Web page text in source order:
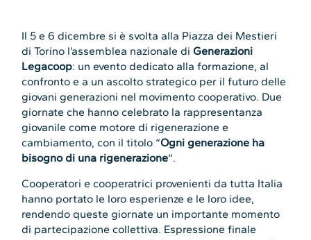
Il 5 e 6 dicembre si è svolta alla Piazza dei Mestieri
di Torino l’assemblea nazionale diGenerazioni
Legacoop: un evento dedicato alla formazione, al
confronto e a un ascolto strategico per il futuro delle
giovani generazioni nel movimento cooperativo. Due
giornate che hanno celebrato la rappresentanza
giovanile come motore di rigenerazione e
cambiamento, con il titolo “Ogni generazione ha
bisogno di una rigenerazione“.
Cooperatori e cooperatrici provenienti da tutta Italia
hanno portato le loro esperienze e le loro idee,
rendendo queste giornate un importante momento
di partecipazione collettiva. Espressione finale